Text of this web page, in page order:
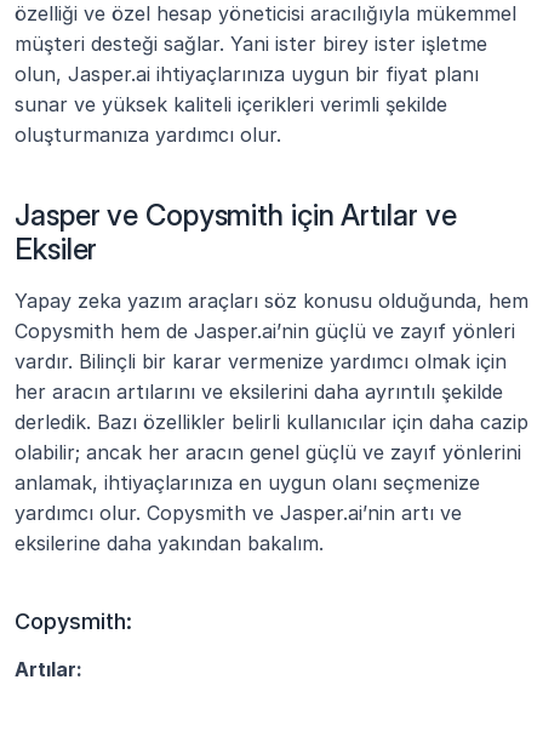
özelliği ve özel hesap yöneticisi aracılığıyla mükemmel
müşteri desteği sağlar. Yani ister birey ister işletme
olun, Jasper.ai ihtiyaçlarınıza uygun bir fiyat planı
sunar ve yüksek kaliteli içerikleri verimli şekilde
oluşturmanıza yardımcı olur.
Jasper ve Copysmith için Artılar ve
Eksiler
Yapay zeka yazım araçları söz konusu olduğunda, hem
Copysmith hem de Jasper.ai’nin güçlü ve zayıf yönleri
vardır. Bilinçli bir karar vermenize yardımcı olmak için
her aracın artılarını ve eksilerini daha ayrıntılı şekilde
derledik. Bazı özellikler belirli kullanıcılar için daha cazip
olabilir; ancak her aracın genel güçlü ve zayıf yönlerini
anlamak, ihtiyaçlarınıza en uygun olanı seçmenize
yardımcı olur. Copysmith ve Jasper.ai’nin artı ve
eksilerine daha yakından bakalım.
Copysmith:
Artılar: